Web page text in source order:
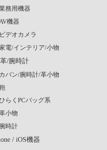
務用機器
機器
ビデオカメラ
電/インテリア/小物
/腕時計
カバン/腕時計/革小物
らくPCバッグ系
小物
腕時計
/ iOS機器